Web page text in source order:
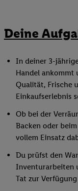
Deine
In deiner 3-
Handel ankommt
Qualität, Frische
Einkaufserlebnis
Ob bei der
Backen oder
vollem Einsatz
Du prüfst den
Inventurarbeiten
Tat zur Verfügung